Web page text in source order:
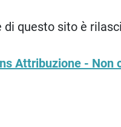
questo sito è
Attribuzione -